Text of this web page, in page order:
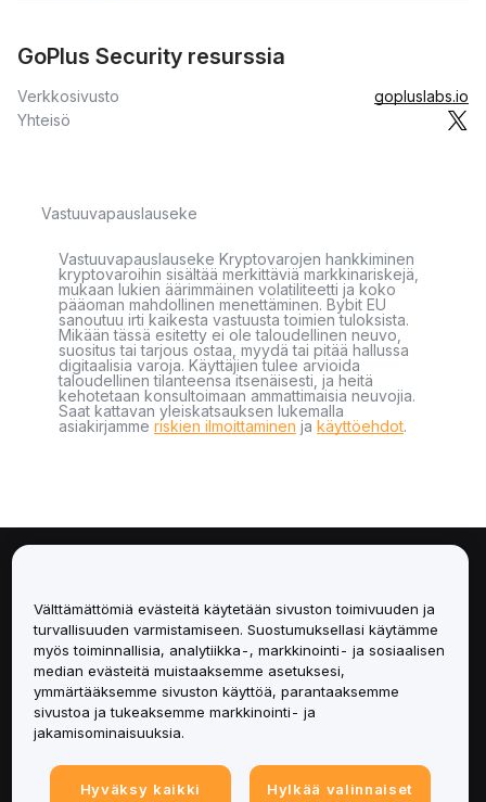
GoPlus Security resurssia
Verkkosivusto
gopluslabs.io
Yhteisö
Vastuuvapauslauseke
Vastuuvapauslauseke Kryptovarojen hankkiminen
kryptovaroihin sisältää merkittäviä markkinariskejä,
mukaan lukien äärimmäinen volatiliteetti ja koko
pääoman mahdollinen menettäminen. Bybit EU
sanoutuu irti kaikesta vastuusta toimien tuloksista.
Mikään tässä esitetty ei ole taloudellinen neuvo,
suositus tai tarjous ostaa, myydä tai pitää hallussa
digitaalisia varoja. Käyttäjien tulee arvioida
taloudellinen tilanteensa itsenäisesti, ja heitä
kehotetaan konsultoimaan ammattimaisia neuvojia.
Saat kattavan yleiskatsauksen lukemalla
asiakirjamme riskien ilmoittaminen ja käyttöehdot.
Palvelut
Tuki
Tuotteet
Lakiasiat
Välttämättömiä evästeitä käytetään sivuston toimivuuden ja
turvallisuuden varmistamiseen. Suostumuksellasi käytämme
myös toiminnallisia, analytiikka-, markkinointi- ja sosiaalisen
median evästeitä muistaaksemme asetuksesi,
ymmärtääksemme sivuston käyttöä, parantaaksemme
sivustoa ja tukeaksemme markkinointi- ja
jakamisominaisuuksia.
Hyväksy kaikki
Hylkää valinnaiset